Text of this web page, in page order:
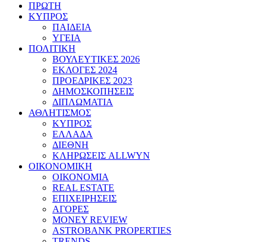
ΠΡΩΤΗ
ΚΥΠΡΟΣ
ΠΑΙΔΕΙΑ
ΥΓΕΙΑ
ΠΟΛΙΤΙΚΗ
ΒΟΥΛΕΥΤΙΚΕΣ 2026
ΕΚΛΟΓΕΣ 2024
ΠΡΟΕΔΡΙΚΕΣ 2023
ΔΗΜΟΣΚΟΠΗΣΕΙΣ
ΔΙΠΛΩΜΑΤΙΑ
ΑΘΛΗΤΙΣΜΟΣ
ΚΥΠΡΟΣ
ΕΛΛΑΔΑ
ΔΙΕΘΝΗ
ΚΛΗΡΩΣΕΙΣ ALLWYN
ΟΙΚΟΝΟΜΙΚΗ
ΟΙΚΟΝΟΜΙΑ
REAL ESTATE
ΕΠΙΧΕΙΡΗΣΕΙΣ
ΑΓΟΡΕΣ
MONEY REVIEW
ASTROBANK PROPERTIES